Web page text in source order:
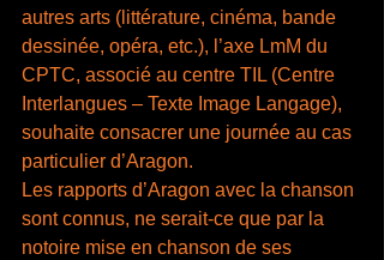
autres arts (littérature, cinéma, bande
dessinée, opéra, etc.), l’axe LmM du
CPTC, associé au centre TIL (Centre
Interlangues – Texte Image Langage),
souhaite consacrer une journée au cas
particulier d’Aragon.
Les rapports d’Aragon avec la chanson
sont connus, ne serait-ce que par la
notoire mise en chanson de ses